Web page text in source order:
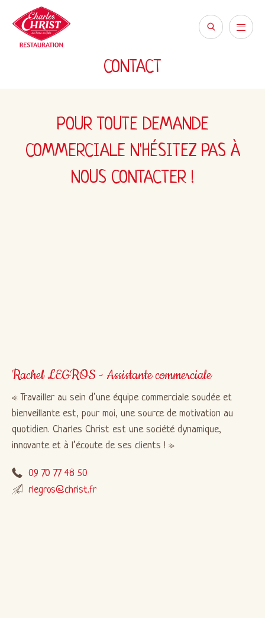
CONTACT
POUR TOUTE DEMANDE
COMMERCIALE N'HÉSITEZ PAS À
NOUS CONTACTER !
Rachel LEGROS - Assistante commerciale
Travailler au sein d’une équipe commerciale soudée et
bienveillante est, pour moi, une source de motivation au
quotidien. Charles Christ est une société dynamique,
innovante et à l’écoute de ses clients !
09 70 77 48 50
rlegros@christ.fr